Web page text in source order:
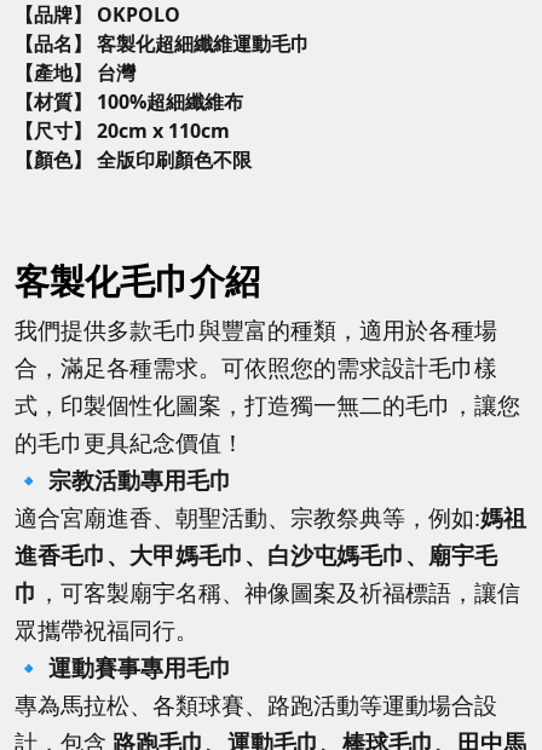
【品牌】 OKPOLO
【品名】 客製化超細纖維運動毛巾
【產地】 台灣
【材質】 100%超細纖維布
【尺寸】 20cm x 110cm
【顏色】 全版印刷顏色不限
客製化毛巾介紹
我們提供多款毛巾與豐富的種類，適用於各種場
合，滿足各種需求。 可依照您的需求設計毛巾樣
式，印製個性化圖案，打造獨一無二的毛巾，讓您
的毛巾更具紀念價值！
🔹 宗教活動專用毛巾
適合宮廟進香、朝聖活動、宗教祭典等，例如:媽祖
進香毛巾、大甲媽毛巾、白沙屯媽毛巾、廟宇毛
巾 ，可客製廟宇名稱、神像圖案及祈福標語，讓信
眾攜帶祝福同行。
🔹 運動賽事專用毛巾
專為馬拉松、各類球賽、路跑活動等運動場合設
計，包含 路跑毛巾、運動毛巾、棒球毛巾、田中馬